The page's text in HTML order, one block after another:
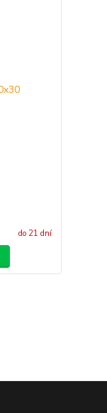
do 21 dní